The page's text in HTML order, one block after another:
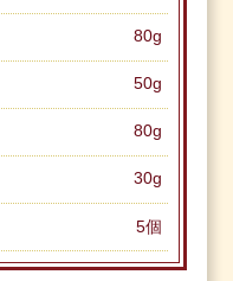
80g
50g
80g
30g
5個